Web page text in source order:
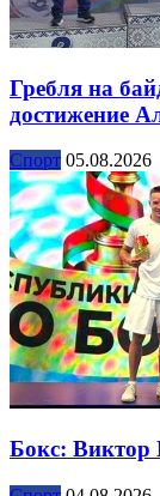
Гребля на
достижение
Спорт 05.08.2026
Бокс: Виктор